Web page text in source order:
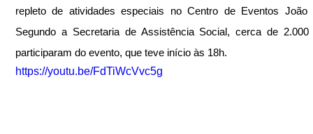
repleto de atividades especiais no Centro de Eventos João
Segundo a Secretaria de Assistência Social, cerca de 2.000
participaram do evento, que teve início às 18h.
https://youtu.be/FdTiWcVvc5g